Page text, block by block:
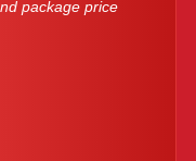
package price